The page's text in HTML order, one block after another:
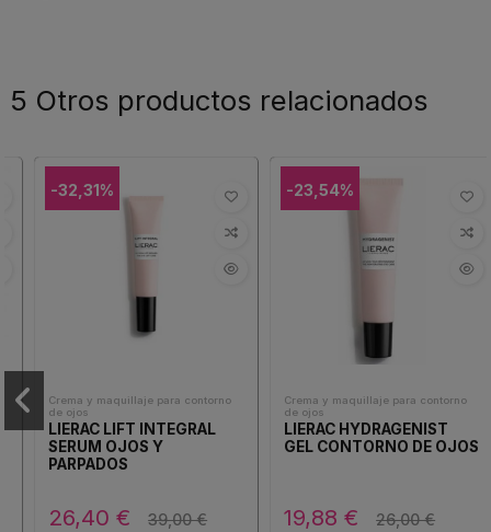
5 Otros productos relacionados
-32,31%
Crema y maquillaje para contorno
de ojos
LIERAC LIFT INTEGRAL
SERUM OJOS Y
PARPADOS
26,40 € 39,00 €
-23,54%
Crema y maquillaje para contorno
de ojos
LIERAC HYDRAGENIST
GEL CONTORNO DE OJOS
19,88 € 26,00 €